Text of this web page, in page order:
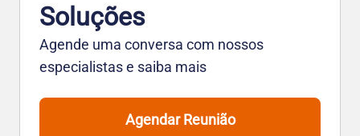
Soluções
Agende uma conversa com nossos
especialistas e saiba mais
Agendar Reunião